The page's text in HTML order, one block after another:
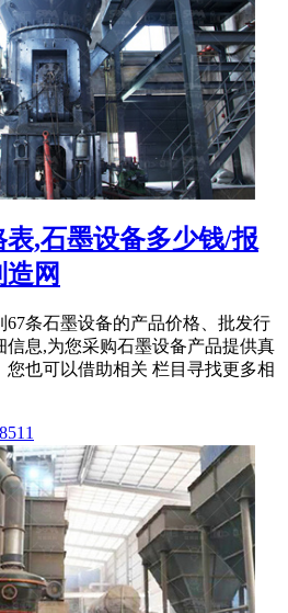
,石墨设备多少钱/报
网
67条石墨设备的产品价格、批发行
信息,为您采购石墨设备产品提供真
您也可以借助相关 栏目寻找更多相